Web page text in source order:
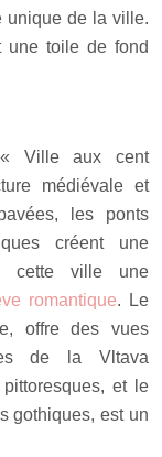
unique de la ville.
une toile de fond
« Ville aux cent
médiévale et
les ponts
créent une
cette ville une
romantique. Le
offre des vues
de la Vltava
et le
gothiques, est un